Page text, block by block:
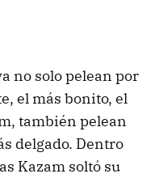
no solo pelean por
el más bonito, el
también pelean
delgado. Dentro
Kazam soltó su